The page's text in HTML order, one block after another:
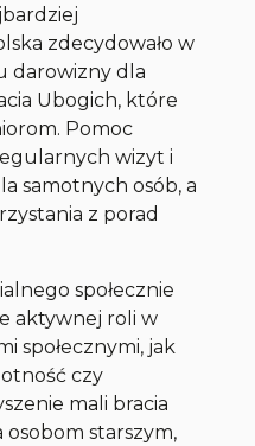
zdecydowało w
darowizny dla
Ubogich, które
Pomoc
wizyt i
samotnych osób, a
z porad
społecznie
aktywnej roli w
społecznymi, jak
czy
mali bracia
starszym,